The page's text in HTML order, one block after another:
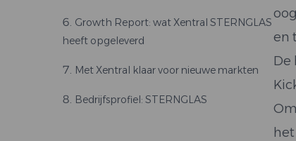
Growth Report: wat Xentral STERNGLAS
heeft opgeleverd
Met Xentral klaar voor nieuwe markten
Bedrijfsprofiel: STERNGLAS
en
De